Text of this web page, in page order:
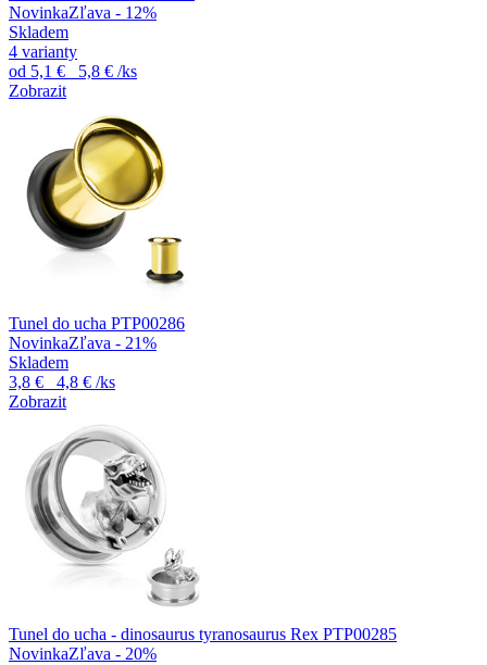
NovinkaZľava - 12%
Skladem
4 varianty
od 5,1 € 5,8 € /ks
Zobrazit
Tunel do ucha PTP00286
NovinkaZľava - 21%
Skladem
3,8 €
4,8 € /ks
Zobrazit
Tunel do ucha - dinosaurus tyranosaurus Rex PTP00285
NovinkaZľava - 20%